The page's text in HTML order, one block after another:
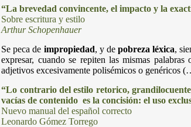
“La brevedad convincente, el impacto y la
Sobre escritura y estilo
Arthur Schopenhauer
Se peca de impropiedad, y de pobreza léxica,
expresar, cuando se repiten las mismas
adjetivos excesivamente polisémicos o genéricos
“Lo contrario del estilo retorico,
vacías de contenido es la concisión: el uso
Nuevo manual del español correcto
Leonardo Gómez Torrego